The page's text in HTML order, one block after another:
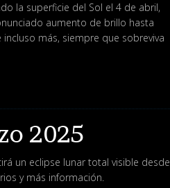
la superficie del Sol el 4 de abril,
aumento de brillo hasta
más, siempre que sobreviva
2025
un eclipse lunar total visible desde
y más información.